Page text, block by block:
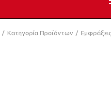
Κατηγορία Προϊόντων Εμφράξεις